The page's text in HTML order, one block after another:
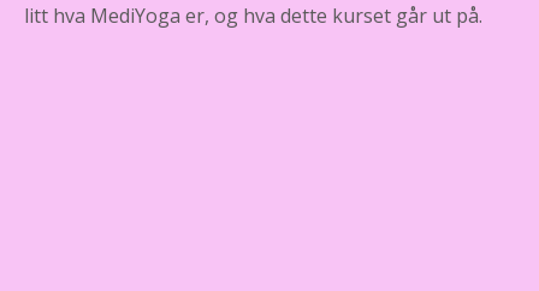
litt hva MediYoga er, og hva dette kurset går ut på.